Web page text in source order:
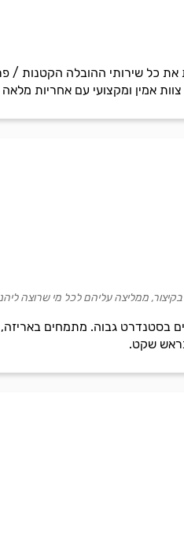
כל שירותי ההובלה הקטנות /
צוות אמין ומקצועי עם אחריות
בסטנדרט גבוה. מתמחים באריזה,
בראש שקט.
ממליצה עליהם לכל מי שרוצה